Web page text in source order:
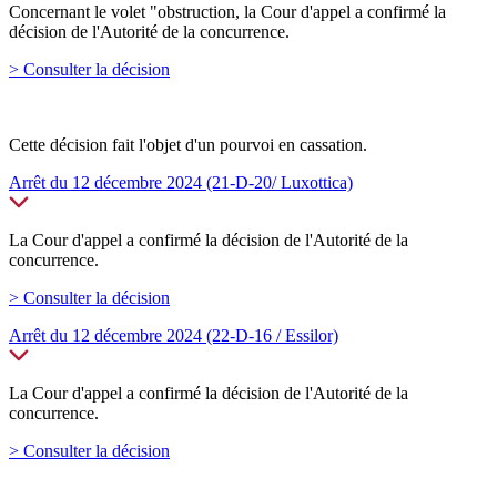
Concernant le volet "obstruction, la Cour d'appel a confirmé la
décision de l'Autorité de la concurrence.
> Consulter la décision
Cette décision fait l'objet d'un pourvoi en cassation.
Arrêt du 12 décembre 2024 (21-D-20/ Luxottica)
La Cour d'appel a confirmé la décision de l'Autorité de la
concurrence.
> Consulter la décision
Arrêt du 12 décembre 2024 (22-D-16 / Essilor)
La Cour d'appel a confirmé la décision de l'Autorité de la
concurrence.
> Consulter la décision